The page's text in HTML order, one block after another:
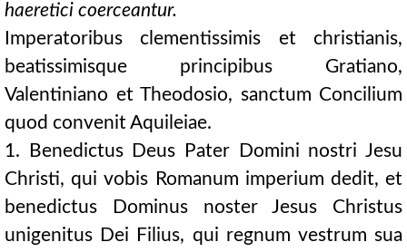
haeretici coerceantur.
Imperatoribus clementissimis et christianis,
beatissimisque principibus Gratiano,
Valentiniano et Theodosio, sanctum Concilium
quod convenit Aquileiae.
1. Benedictus Deus Pater Domini nostri Jesu
Christi, qui vobis Romanum imperium dedit, et
benedictus Dominus noster Jesus Christus
unigenitus Dei Filius, qui regnum vestrum sua